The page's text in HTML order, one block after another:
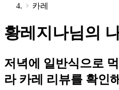
카레
황레지나님의
저녁에 일반식으로
라 카레 리뷰를 확인